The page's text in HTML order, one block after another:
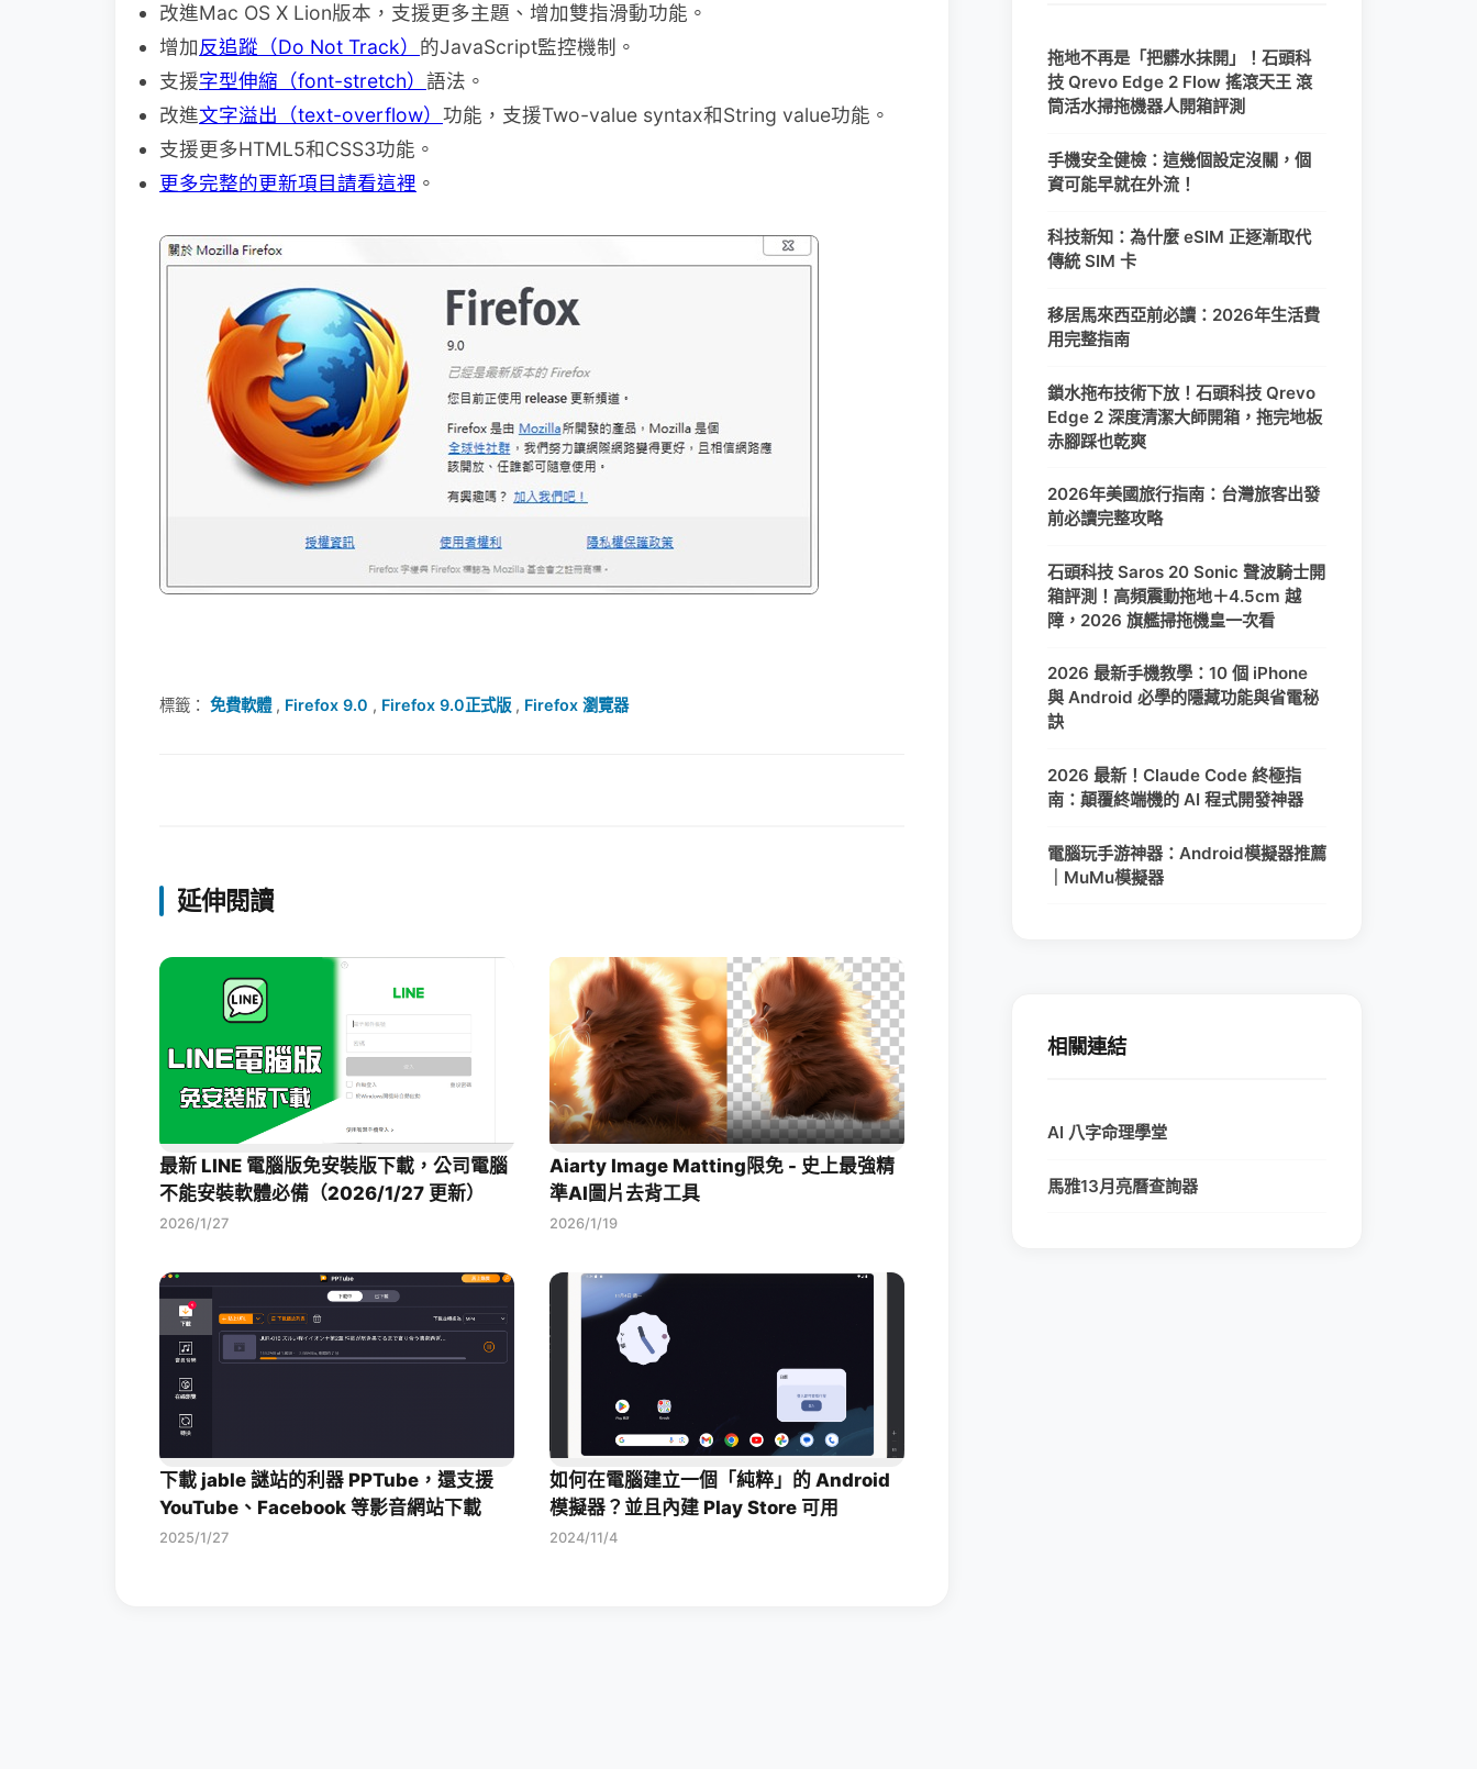
改進Mac OS X Lion版本，支援更多主題、增加雙指滑動功能。
增加反追蹤（Do Not Track） 的JavaScript監控機制。
支援字型伸縮（font-stretch） 語法。
改進文字溢出（text-overflow） 功能，支援Two-value syntax和String value功能。
支援更多HTML5和CSS3功能。
更多完整的更新項目請看這裡 。
標籤： 免費軟體, Firefox 9.0 , Firefox 9.0正式版 , Firefox 瀏覽器
延伸閱讀
最新 LINE 電腦版免安裝版下載，公司電腦
不能安裝軟體必備（2026/1/27 更新）
2026/1/27
Aiarty Image Matting限免 - 史上最強精
準AI圖片去背工具
2026/1/19
下載 jable 謎站的利器 PPTube，還支援
YouTube、Facebook 等影音網站下載
2025/1/27
如何在電腦建立一個「純粹」的 Android
模擬器？並且內建 Play Store 可用
2024/11/4
拖地不再是「把髒水抹開」！石頭科
技 Qrevo Edge 2 Flow 搖滾天王 滾
筒活水掃拖機器人開箱評測
手機安全健檢：這幾個設定沒關，個
資可能早就在外流！
科技新知：為什麼 eSIM 正逐漸取代
傳統 SIM 卡
移居馬來西亞前必讀：2026年生活費
用完整指南
鎖水拖布技術下放！石頭科技 Qrevo
Edge 2 深度清潔大師開箱，拖完地板
赤腳踩也乾爽
2026年美國旅行指南：台灣旅客出發
前必讀完整攻略
石頭科技 Saros 20 Sonic 聲波騎士開
箱評測！高頻震動拖地＋4.5cm 越
障，2026 旗艦掃拖機皇一次看
2026 最新手機教學：10 個 iPhone
與 Android 必學的隱藏功能與省電秘
訣
2026 最新！Claude Code 終極指
南：顛覆終端機的 AI 程式開發神器
電腦玩手游神器：Android模擬器推薦
｜MuMu模擬器
相關連結
AI 八字命理學堂
馬雅13月亮曆查詢器